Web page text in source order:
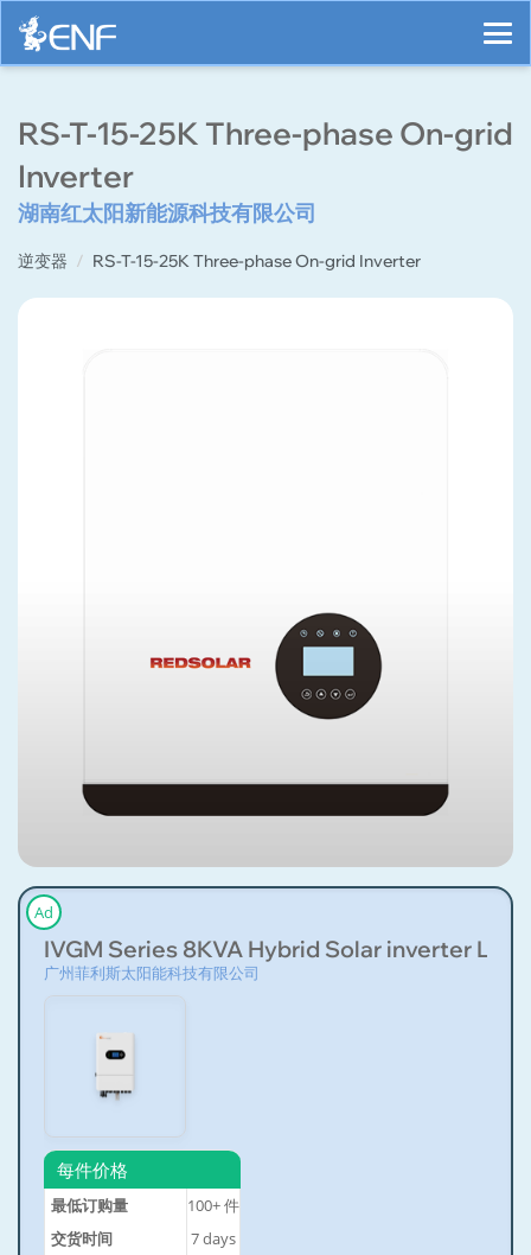
RS-T-15-25K Three-phase On-grid
Inverter
湖南红太阳新能源科技有限公司
逆变器 RS-T-15-25K Three-phase On-grid Inverter
Ad
IVGM Series 8KVA Hybrid Solar inverter
广州菲利斯太阳能科技有限公司
每件价格
最低订购量 100+件
交货时间
7days